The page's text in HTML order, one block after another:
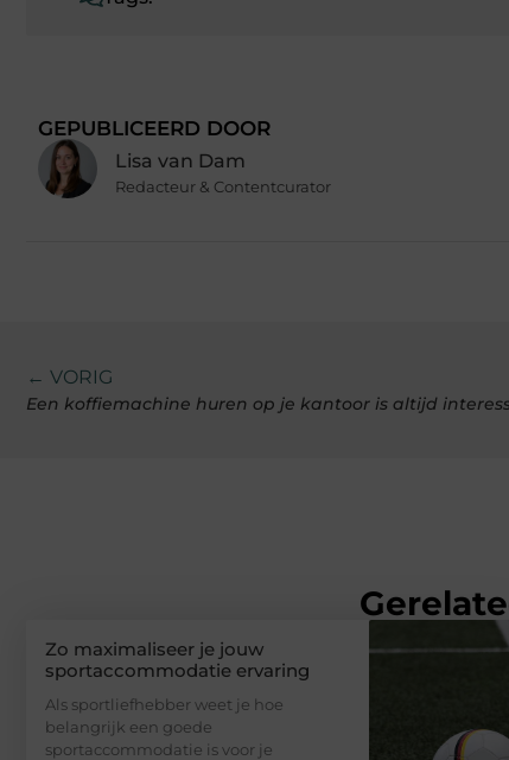
GEPUBLICEERD DOOR
Lisa van Dam
Redacteur & Contentcurator
← VORIG
Een koffiemachine huren op je kantoor is altijd
Zo maximaliseer je jouw
sportaccommodatie ervaring
Als sportliefhebber weet je hoe
belangrijk een goede
sportaccommodatie is voor je